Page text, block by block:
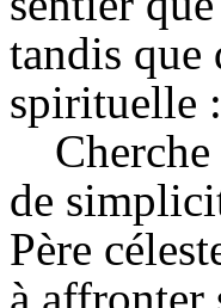
tandis que
spirituelle
de
Père